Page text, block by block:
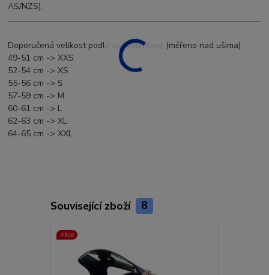
AS/NZS).
Doporučená velikost podle obvodu hlavy (měřeno nad ušima)
49-51 cm -> XXS
52-54 cm -> XS
55-56 cm -> S
57-59 cm -> M
60-61 cm -> L
62-63 cm -> XL
64-65 cm -> XXL
Související zboží 8
Akce